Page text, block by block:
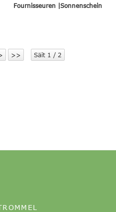
Fournisseuren |Sonnenschein
>> Säit 1 / 2